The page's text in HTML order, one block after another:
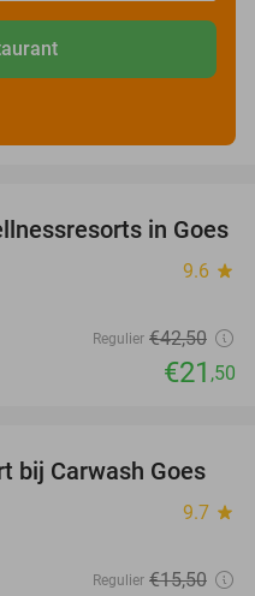
49%
in Goes
9.6 star
Regulier €42,50
€21 ,50
36%
bij Carwash Goes
9.7 star
Regulier €15,50